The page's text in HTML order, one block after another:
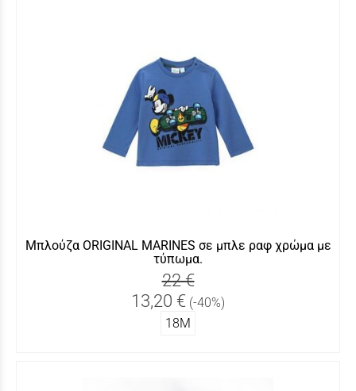
Μπλούζα ORIGINAL MARINES σε μπλε ραφ χρώμα με
τύπωμα.
22 €
13,20 € (-40%)
18Μ